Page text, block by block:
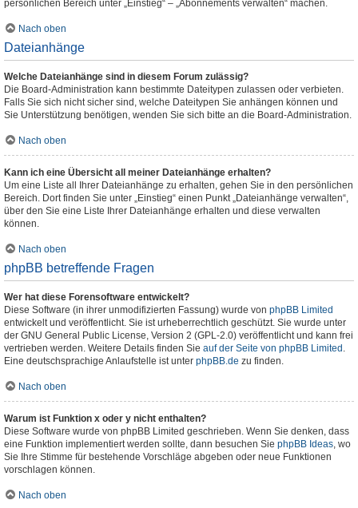
persönlichen Bereich unter „Einstieg“ – „Abonnements verwalten“ machen.
Nach oben
Dateianhänge
Welche Dateianhänge sind in diesem Forum zulässig?
Die Board-Administration kann bestimmte Dateitypen zulassen oder verbieten.
Falls Sie sich nicht sicher sind, welche Dateitypen Sie anhängen können und
Sie Unterstützung benötigen, wenden Sie sich bitte an die Board-Administration.
Nach oben
Kann ich eine Übersicht all meiner Dateianhänge erhalten?
Um eine Liste all Ihrer Dateianhänge zu erhalten, gehen Sie in den persönlichen
Bereich. Dort finden Sie unter „Einstieg“ einen Punkt „Dateianhänge verwalten“,
über den Sie eine Liste Ihrer Dateianhänge erhalten und diese verwalten
können.
Nach oben
phpBB betreffende Fragen
Wer hat diese Forensoftware entwickelt?
Diese Software (in ihrer unmodifizierten Fassung) wurde von phpBB Limited
entwickelt und veröffentlicht. Sie ist urheberrechtlich geschützt. Sie wurde unter
der GNU General Public License, Version 2 (GPL-2.0) veröffentlicht und kann frei
vertrieben werden. Weitere Details finden Sie auf der Seite von phpBB Limited .
Eine deutschsprachige Anlaufstelle ist unter phpBB.de zu finden.
Nach oben
Warum ist Funktion x oder y nicht enthalten?
Diese Software wurde von phpBB Limited geschrieben. Wenn Sie denken, dass
eine Funktion implementiert werden sollte, dann besuchen Sie phpBB Ideas, wo
Sie Ihre Stimme für bestehende Vorschläge abgeben oder neue Funktionen
vorschlagen können.
Nach oben